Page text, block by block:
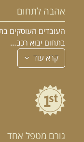
אהבה לתחום
העובדים העוסקים
בתחום יבוא רכב…
קרא עוד
גורם מטפל אחד